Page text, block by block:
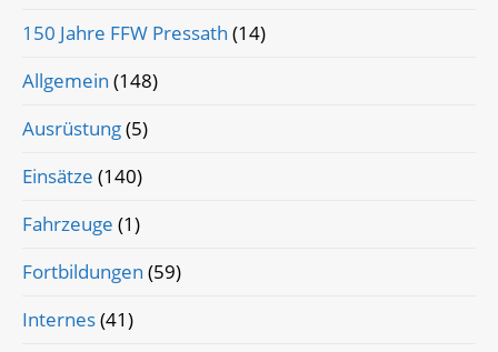
150 Jahre FFW Pressath (14)
Allgemein (148)
Ausrüstung(5)
Einsätze (140)
Fahrzeuge (1)
Fortbildungen (59)
Internes(41)